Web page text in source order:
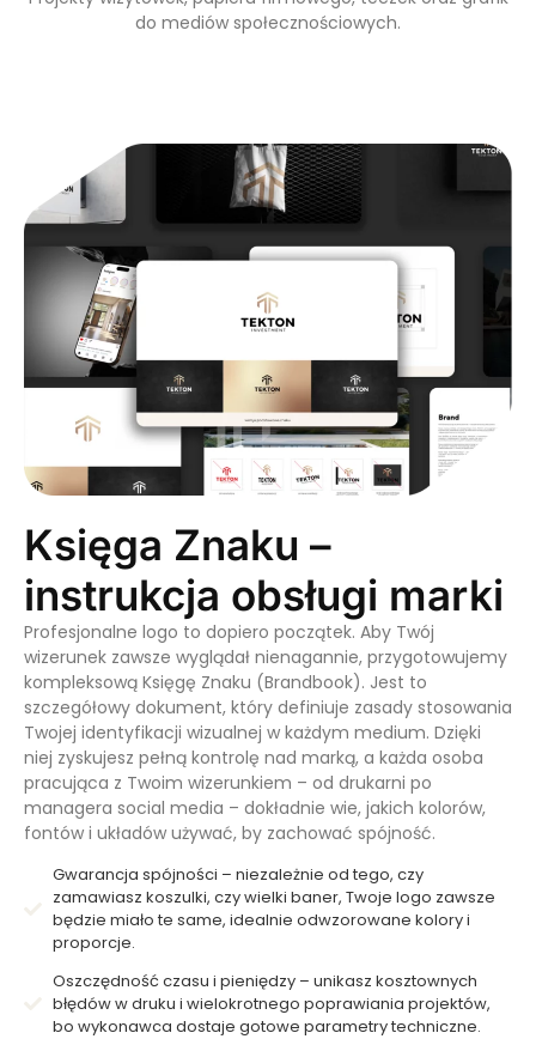
do mediów społecznościowych.
Księga Znaku –
instrukcja obsługi marki
Profesjonalne logo to dopiero początek. Aby Twój
wizerunek zawsze wyglądał nienagannie, przygotowujemy
kompleksową Księgę Znaku (Brandbook). Jest to
szczegółowy dokument, który definiuje zasady stosowania
Twojej identyfikacji wizualnej w każdym medium. Dzięki
niej zyskujesz pełną kontrolę nad marką, a każda osoba
pracująca z Twoim wizerunkiem – od drukarni po
managera social media – dokładnie wie, jakich kolorów,
fontów i układów używać, by zachować spójność.
Gwarancja spójności – niezależnie od tego, czy
zamawiasz koszulki, czy wielki baner, Twoje logo zawsze
będzie miało te same, idealnie odwzorowane kolory i
proporcje.
Oszczędność czasu i pieniędzy – unikasz kosztownych
błędów w druku i wielokrotnego poprawiania projektów,
bo wykonawca dostaje gotowe parametry techniczne.